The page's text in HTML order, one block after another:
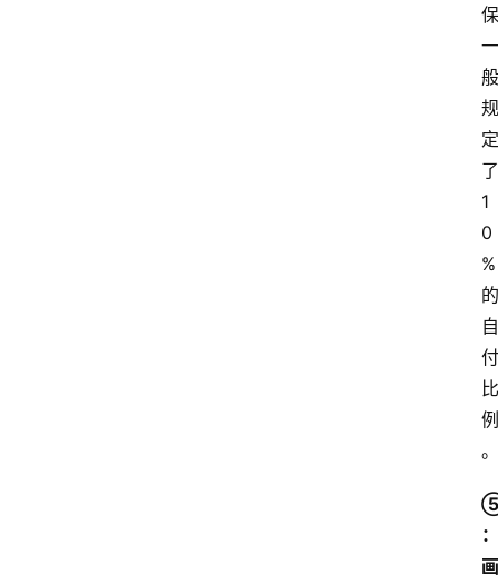
保
一
般
规
定
了
1
0
%
的
自
付
比
例
。
：
画